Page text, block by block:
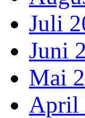
Juli
Juni
Mai
April